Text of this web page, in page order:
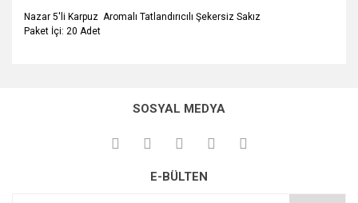
Nazar 5'li Karpuz Aromalı Tatlandırıcılı Şekersiz Sakız
Paket İçi: 20 Adet
kullanarak tarafımıza iletebilirsiniz.
Görüş ve önerileriniz için teşekkür ederiz.
Ürün açıklamasında eksik bilgiler bulunuyor.
SOSYAL MEDYA
E-BÜLTEN